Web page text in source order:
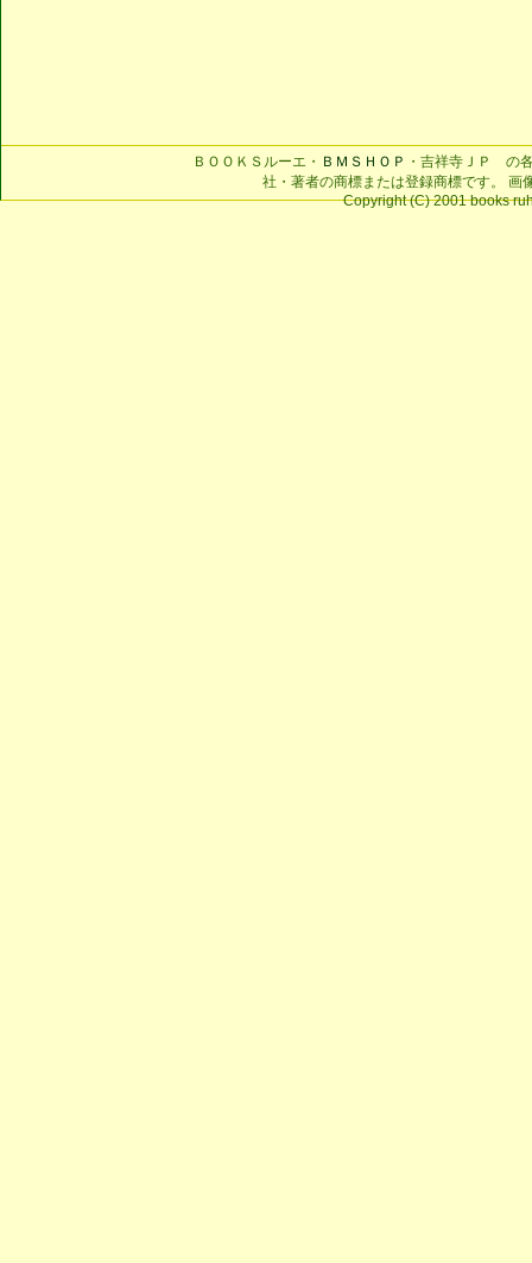
ＢＯＯＫＳルーエ・ ＢＭＳＨＯＰ ・吉祥寺ＪＰ の
社・著者の商標または登録商標です。 画
Copyright (C) 2001 books